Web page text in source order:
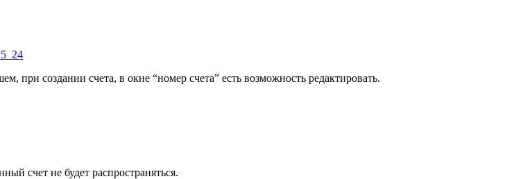
при создании счета, в окне “номер счета” есть возможность редактировать.
счет не будет распространяться.